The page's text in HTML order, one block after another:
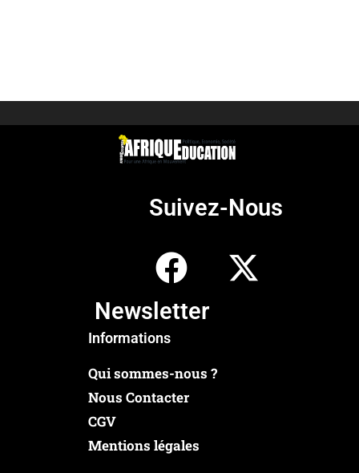
Suivez-Nous
Newsletter
Informations
Qui sommes-nous ?
Nous Contacter
CGV
Mentions légales